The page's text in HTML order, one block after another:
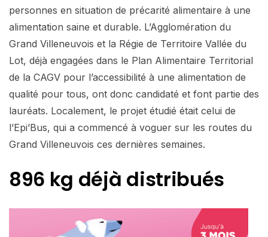
personnes en situation de précarité alimentaire à une
alimentation saine et durable. L’Agglomération du
Grand Villeneuvois et la Régie de Territoire Vallée du
Lot, déjà engagées dans le Plan Alimentaire Territorial
de la CAGV pour l’accessibilité à une alimentation de
qualité pour tous, ont donc candidaté et font partie des
lauréats. Localement, le projet étudié était celui de
l’Epi’Bus, qui a commencé à voguer sur les routes du
Grand Villeneuvois ces dernières semaines.
896 kg déjà distribués